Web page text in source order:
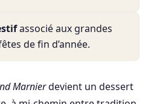
associé aux grandes
de fin d’année.
Marnierdevient un dessert